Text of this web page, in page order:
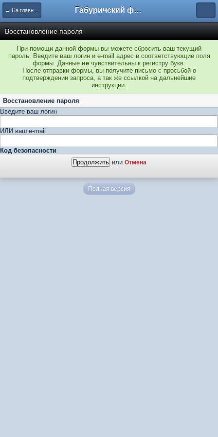
← На главную Габуричский форум
Восстановление пароля
При помощи данной формы вы можете сбросить ваш текущий
пароль. Введите ваш логин и e-mail адрес в соответствующие поля
формы. Данные не чувствительны к регистру букв.
После отправки формы, вы получите письмо с просьбой о
подтверждении запроса, а так же ссылкой на дальнейшие
инструкции.
Восстановление пароля
Введите ваш логин
ИЛИ ваш e-mail
Код безопасности
или Отмена
Полная версия